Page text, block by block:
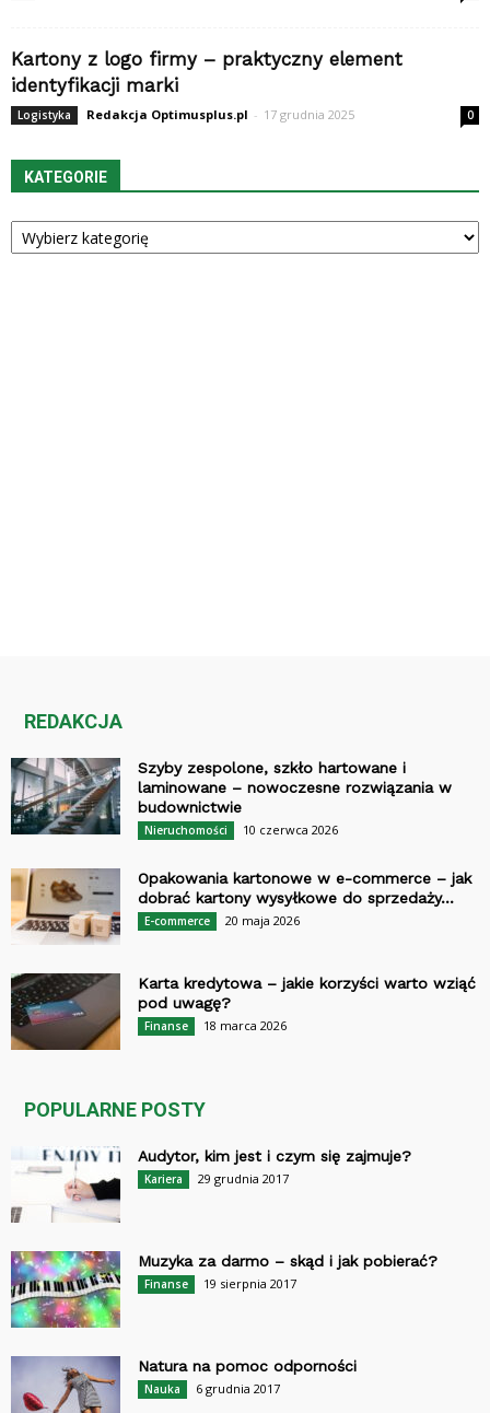
Kartony z logo firmy – praktyczny element
identyfikacji marki
Logistyka Redakcja Optimusplus.pl - 17 grudnia 2025 0
KATEGORIE
Kategorie
REDAKCJA
Szyby zespolone, szkło hartowane i
laminowane – nowoczesne rozwiązania w
budownictwie
Nieruchomości 10 czerwca 2026
Opakowania kartonowe w e-commerce – jak
dobrać kartony wysyłkowe do sprzedaży...
E-commerce 20 maja 2026
Karta kredytowa – jakie korzyści warto wziąć
pod uwagę?
Finanse 18 marca 2026
POPULARNE POSTY
Audytor, kim jest i czym się zajmuje?
Kariera 29 grudnia 2017
Muzyka za darmo – skąd i jak pobierać?
Finanse 19 sierpnia 2017
Natura na pomoc odporności
Nauka 6 grudnia 2017